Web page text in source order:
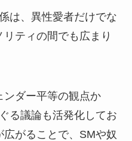
は、異性愛者だけでな
ティの間でも広まり
ンダー平等の観点か
る議論も活発化してお
広がることで、SMや奴